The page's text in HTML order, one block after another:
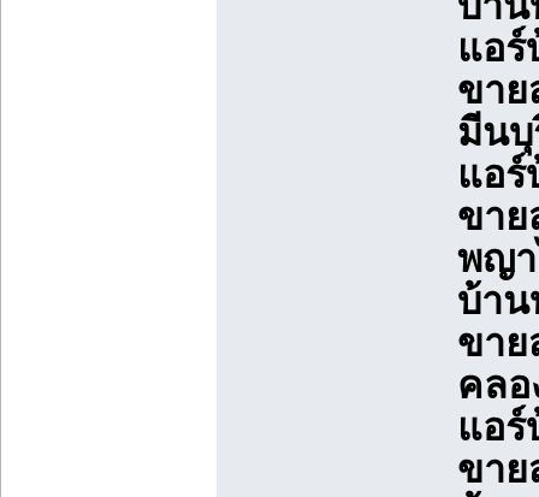
แอ
ขาย
มีนบุ
แอร์
ขาย
พญา
บ้าน
ขาย
คลอ
แอร์
ขาย